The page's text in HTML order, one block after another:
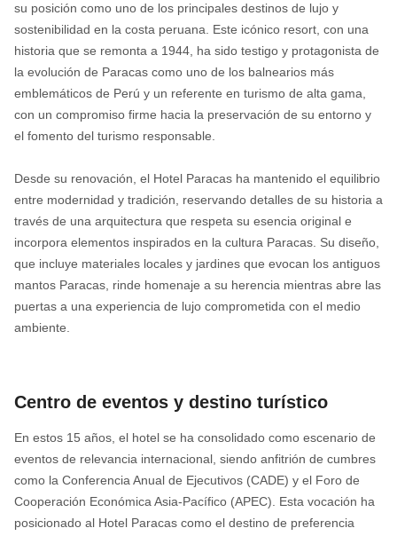
su posición como uno de los principales destinos de lujo y
sostenibilidad en la costa peruana. Este icónico resort, con una
historia que se remonta a 1944, ha sido testigo y protagonista de
la evolución de Paracas como uno de los balnearios más
emblemáticos de Perú y un referente en turismo de alta gama,
con un compromiso firme hacia la preservación de su entorno y
el fomento del turismo responsable.
Desde su renovación, el Hotel Paracas ha mantenido el equilibrio
entre modernidad y tradición, reservando detalles de su historia a
través de una arquitectura que respeta su esencia original e
incorpora elementos inspirados en la cultura Paracas. Su diseño,
que incluye materiales locales y jardines que evocan los antiguos
mantos Paracas, rinde homenaje a su herencia mientras abre las
puertas a una experiencia de lujo comprometida con el medio
ambiente.
Centro de eventos y destino turístico
En estos 15 años, el hotel se ha consolidado como escenario de
eventos de relevancia internacional, siendo anfitrión de cumbres
como la Conferencia Anual de Ejecutivos (CADE) y el Foro de
Cooperación Económica Asia-Pacífico (APEC). Esta vocación ha
posicionado al Hotel Paracas como el destino de preferencia